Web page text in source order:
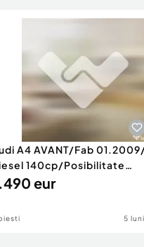
A4 AVANT/Fab
140cp/Posibilitate
GARANTIE
eur
5